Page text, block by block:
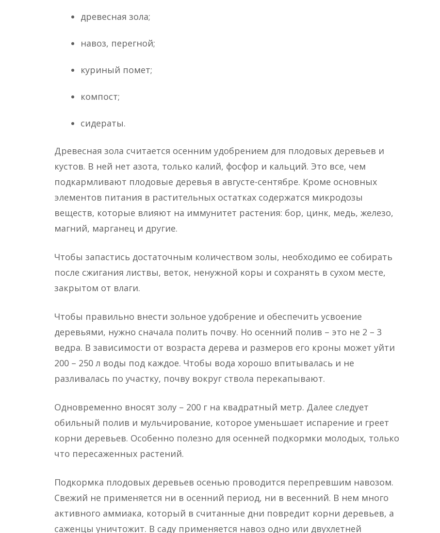
древесная зола;
навоз, перегной;
куриный помет;
компост;
сидераты.
Древесная зола считается осенним удобрением для плодовых деревьев и
кустов. В ней нет азота, только калий, фосфор и кальций. Это все, чем
подкармливают плодовые деревья в августе-сентябре. Кроме основных
элементов питания в растительных остатках содержатся микродозы
веществ, которые влияют на иммунитет растения: бор, цинк, медь, железо,
магний, марганец и другие.
Чтобы запастись достаточным количеством золы, необходимо ее собирать
после сжигания листвы, веток, ненужной коры и сохранять в сухом месте,
закрытом от влаги.
Чтобы правильно внести зольное удобрение и обеспечить усвоение
деревьями, нужно сначала полить почву. Но осенний полив – это не 2 – 3
ведра. В зависимости от возраста дерева и размеров его кроны может уйти
200 – 250 л воды под каждое. Чтобы вода хорошо впитывалась и не
разливалась по участку, почву вокруг ствола перекапывают.
Одновременно вносят золу – 200 г на квадратный метр. Далее следует
обильный полив и мульчирование, которое уменьшает испарение и греет
корни деревьев. Особенно полезно для осенней подкормки молодых, только
что пересаженных растений.
Подкормка плодовых деревьев осенью проводится перепревшим навозом.
Свежий не применяется ни в осенний период, ни в весенний. В нем много
активного аммиака, который в считанные дни повредит корни деревьев, а
саженцы уничтожит. В саду применяется навоз одно или двухлетней